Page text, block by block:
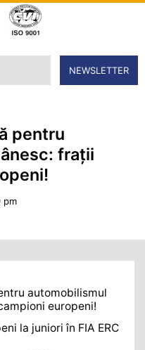
NEWSLETTER
pentru
frații
pm
la juniori în FIA ERC